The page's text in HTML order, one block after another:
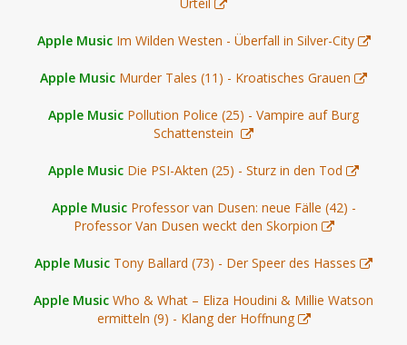
Apple Music Im Wilden Westen - Überfall in Silver-City
Apple Music Murder Tales (11) - Kroatisches Grauen
Apple Music Pollution Police (25) - Vampire auf Burg
Schattenstein
Apple Music Die PSI-Akten (25) - Sturz in den Tod
Apple Music Professor van Dusen: neue Fälle (42) -
Professor Van Dusen weckt den Skorpion
Apple Music Tony Ballard (73) - Der Speer des Hasses
Apple Music Who & What – Eliza Houdini & Millie Watson
ermitteln (9) - Klang der Hoffnung